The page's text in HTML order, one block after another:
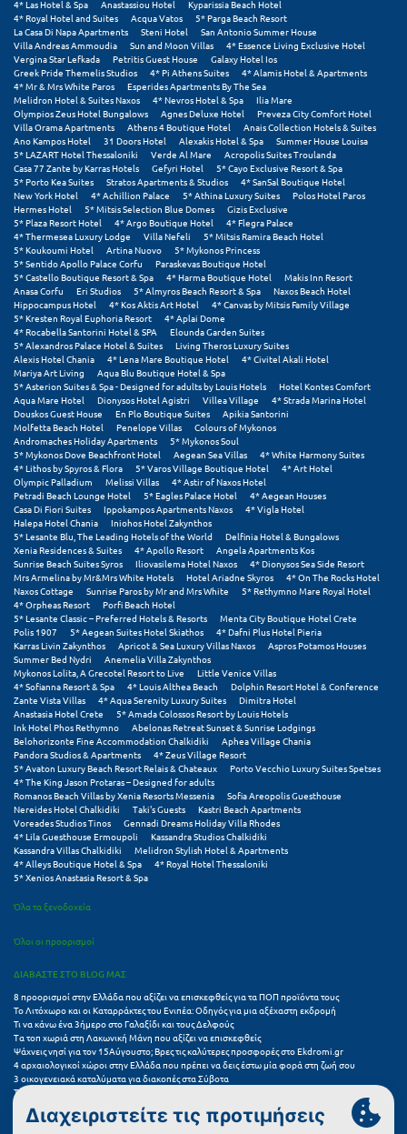
Ν
Νάξος
Νάουσα
Ναυπακτία
Ναύπλιο
Νέα Μάκρη
Νέα Στύρα Εύβοιας
Νέοι Πόροι Πιερίας
Ξ
Ξυλόκαστρο
Ο
Ορεινή Αρκαδία
Ορεινή Ναυπακτία
Π
Πάλαιρος
Παξοί
Παραλία Κατερίνης
Παραλία Λιτοχώρου
Παράλιο Άστρος
Πάργα
Παρνασσός
Πάρος
Πάτμος
Πάτρα
Παύλιανη
Πειραιάς
Πελοπόννησος
Πήλιο
Πιερία
Πλαταμώνας
Πλύτρα Λακωνίας
4* Las Hotel & Spa
Anastassiou Hotel
Kyparissia Beach Hotel
4* Royal Hotel and Suites
Acqua Vatos
5* Parga Beach Resort
La Casa Di Napa Apartments
Steni Hotel
San Antonio Summer House
Villa Andreas Ammoudia
Sun and Moon Villas
4* Essence Living Exclusive Hotel
Vergina Star Lefkada
Petritis Guest House
Galaxy Hotel Ios
Greek Pride Themelis Studios
4* Pi Athens Suites
4* Alamis Hotel & Apartments
4* Mr & Mrs White Paros
Esperides Apartments By The Sea
Melidron Hotel & Suites Naxos
4* Nevros Hotel & Spa
Ilia Mare
Olympios Zeus Hotel Bungalows
Agnes Deluxe Hotel
Preveza City Comfort Hotel
Villa Orama Apartments
Athens 4 Boutique Hotel
Anais Collection Hotels & Suites
Ano Kampos Hotel
31 Doors Hotel Alexakis Hotel & Spa
Summer House Louisa
5* LAZART Hotel Thessaloniki
Verde Al Mare
Acropolis Suites Troulanda
Casa 77 Zante by Karras Hotels
Gefyri Hotel
5* Cayo Exclusive Resort & Spa
5* Porto Kea Suites
Stratos Apartments & Studios
4* SanSal Boutique Hotel
New York Hotel
4* Achillion Palace 5* Athina Luxury Suites
Polos Hotel Paros
Hermes Hotel
5* Mitsis Selection Blue Domes
Gizis Exclusive
5* Plaza Resort Hotel
4* Argo Boutique Hotel
4* Flegra Palace
4* Thermesea Luxury Lodge
Villa Nefeli
5* Mitsis Ramira Beach Hotel
5* Koukoumi Hotel
Artina Nuovo
5* Mykonos Princess
5* Sentido Apollo Palace Corfu
Paraskevas Boutique Hotel
5* Castello Boutique Resort & Spa
4* Harma Boutique Hotel
Makis Inn Resort
Anasa Corfu
Eri Studios 5* Almyros Beach Resort & Spa
Naxos Beach Hotel
Hippocampus Hotel
4* Kos Aktis Art Hotel
4* Canvas by Mitsis Family Village
5* Kresten Royal Euphoria Resort
4* Aplai Dome
4* Rocabella Santorini Hotel & SPA
Elounda Garden Suites
5* Alexandros Palace Hotel & Suites
Living Theros Luxury Suites
Alexis Hotel Chania
4* Lena Mare Boutique Hotel
4* Civitel Akali Hotel
Mariya Art Living
Aqua Blu Boutique Hotel & Spa
5* Asterion Suites & Spa - Designed for adults by Louis Hotels
Hotel Kontes Comfort
Aqua Mare Hotel
Dionysos Hotel Agistri Villea Village
4* Strada Marina Hotel
Douskos Guest House
En Plo Boutique Suites
Apikia Santorini
Molfetta Beach Hotel
Penelope Villas
Colours of Mykonos
Andromaches Holiday Apartments
5* Mykonos Soul
5* Mykonos Dove Beachfront Hotel
Aegean Sea Villas
4* White Harmony Suites
4* Lithos by Spyros & Flora
5* Varos Village Boutique Hotel
4* Art Hotel
Olympic Palladium
Melissi Villas
4* Astir of Naxos Hotel
Petradi Beach Lounge Hotel
5* Eagles Palace Hotel
4* Aegean Houses
Casa Di Fiori Suites
Ippokampos Apartments Naxos
4* Vigla Hotel
Halepa Hotel Chania
Iniohos Hotel Zakynthos
5* Lesante Blu, The Leading Hotels of the World
Delfinia Hotel & Bungalows
Xenia Residences & Suites
4* Apollo Resort
Angela Apartments Kos
Sunrise Beach Suites Syros
Iliovasilema Hotel Naxos
4* Dionysos Sea Side Resort
Mrs Armelina by Mr&Mrs White Hotels
Hotel Ariadne Skyros
4* On The Rocks Hotel
Naxos Cottage
Sunrise Paros by Mr and Mrs White
5* Rethymno Mare Royal Hotel
4* Orpheas Resort
Porfi Beach Hotel
5* Lesante Classic – Preferred Hotels & Resorts
Menta City Boutique Hotel Crete
Polis 1907
5* Aegean Suites Hotel Skiathos
4* Dafni Plus Hotel Pieria
Karras Livin Zakynthos
Apricot & Sea Luxury Villas Naxos
Aspros Potamos Houses
Summer Bed Nydri
Anemelia Villa Zakynthos
Mykonos Lolita, A Grecotel Resort to Live
Little Venice Villas
4* Sofianna Resort & Spa
4* Louis Althea Beach
Dolphin Resort Hotel & Conference
Zante Vista Villas
4* Aqua Serenity Luxury Suites
Dimitra Hotel
Anastasia Hotel Crete
5* Amada Colossos Resort by Louis Hotels
Ink Hotel Phos Rethymno
Abelonas Retreat Sunset & Sunrise Lodgings
Belohorizonte Fine Accommodation Chalkidiki
Aphea Village Chania
Pandora Studios & Apartments
4* Zeus Village Resort
5* Avaton Luxury Beach Resort Relais & Chateaux
Porto Vecchio Luxury Suites Spetses
4* The King Jason Protaras – Designed for adults
Romanos Beach Villas by Xenia Resorts Messenia
Sofia Areopolis Guesthouse
Nereides Hotel Chalkidiki
Taki's Guests
Kastri Beach Apartments
Voreades Studios Tinos
Gennadi Dreams Holiday Villa Rhodes
4* Lila Guesthouse Ermoupoli
Kassandra Studios Chalkidiki
Kassandra Villas Chalkidiki
Melidron Stylish Hotel & Apartments
4* Alleys Boutique Hotel & Spa
4* Royal Hotel Thessaloniki
5* Xenios Anastasia Resort & Spa
Όλα τα ξενοδοχεία
Όλοι οι προορισμοί
ΔΙΑΒΑΣΤΕ ΣΤΟ BLOG ΜΑΣ
8 προορισμοί στην Ελλάδα που αξίζει να επισκεφθείς για τα ΠΟΠ προϊόντα τους
Το Λιτόχωρο και οι Καταρράκτες του Ενιπέα: Οδηγός για μια αξέχαστη εκδρομή
Τι να κάνω ένα 3ήμερο στο Γαλαξίδι και τους Δελφούς
Τα τοπ χωριά στη Λακωνική Μάνη που αξίζει να επισκεφθείς
Ψάχνεις νησί για τον 15Αύγουστο; Βρες τις καλύτερες προσφορές στο Ekdromi.gr
4 αρχαιολογικοί χώροι στην Ελλάδα που πρέπει να δεις έστω μία φορά στη ζωή σου
3 οικογενειακά καταλύματα για διακοπές στα Σύβοτα
Τα 11 καλύτερα καλοκαιρινά resorts στην Ελλάδα
7 μικρά ελληνικά νησιά για αξέχαστες καλοκαιρινές διακοπές
5+1 ινσταγκραμικές παραλίες στην Ελλάδα που αξίζουν μια θέση στο feed σου